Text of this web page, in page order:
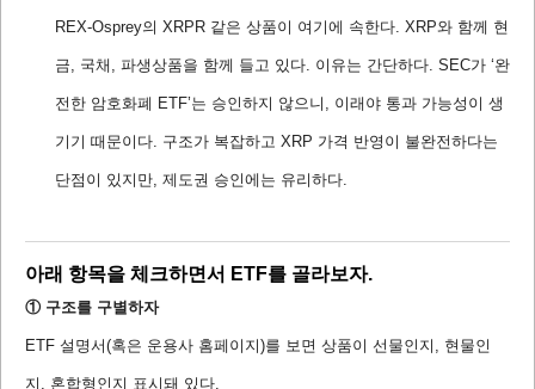
REX-Osprey의 XRPR 같은 상품이 여기에 속한다. XRP와 함께 현
금, 국채, 파생상품을 함께 들고 있다. 이유는 간단하다. SEC가 ‘완
전한 암호화폐 ETF’는 승인하지 않으니, 이래야 통과 가능성이 생
기기 때문이다. 구조가 복잡하고 XRP 가격 반영이 불완전하다는
단점이 있지만, 제도권 승인에는 유리하다.
아래 항목을 체크하면서 ETF를 골라보자.
① 구조를 구별하자
ETF 설명서(혹은 운용사 홈페이지)를 보면 상품이 선물인지, 현물인
지, 혼합형인지 표시돼 있다.